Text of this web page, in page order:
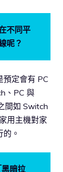
不同平
呢？
預定會有 PC
、PC 與
間如 Switch
用主機對家
。
暗拉